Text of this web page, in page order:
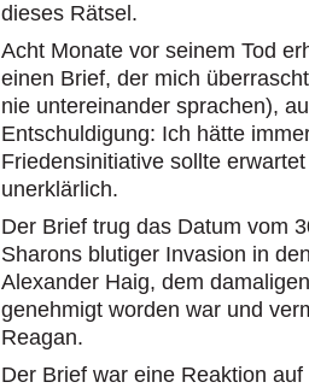
dieses Rätsel.
Acht Monate vor seinem Tod
einen Brief, der mich
nie untereinander sprachen),
Entschuldigung: Ich hätte
Friedensinitiative sollte
unerklärlich.
Der Brief trug das Datum vom
Sharons blutiger Invasion in
Alexander Haig, dem
genehmigt worden war und
Reagan.
Der Brief war eine Reaktion